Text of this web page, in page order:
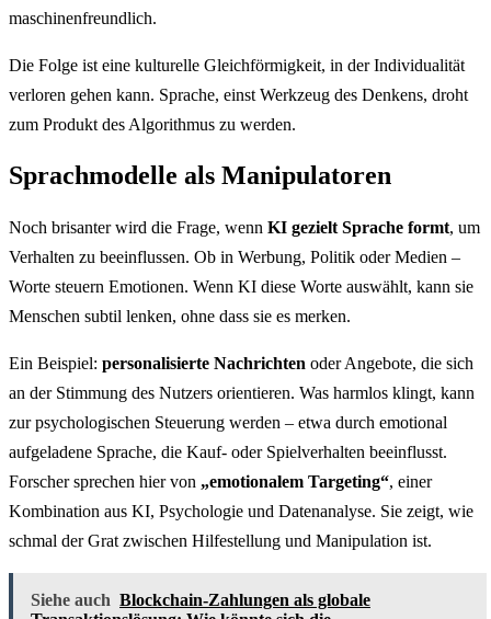
maschinenfreundlich.
Die Folge ist eine kulturelle Gleichförmigkeit, in der Individualität
verloren gehen kann. Sprache, einst Werkzeug des Denkens, droht
zum Produkt des Algorithmus zu werden.
Sprachmodelle als Manipulatoren
Noch brisanter wird die Frage, wenn KI gezielt Sprache formt, um
Verhalten zu beeinflussen. Ob in Werbung, Politik oder Medien –
Worte steuern Emotionen. Wenn KI diese Worte auswählt, kann sie
Menschen subtil lenken, ohne dass sie es merken.
Ein Beispiel: personalisierte Nachrichten oder Angebote, die sich
an der Stimmung des Nutzers orientieren. Was harmlos klingt, kann
zur psychologischen Steuerung werden – etwa durch emotional
aufgeladene Sprache, die Kauf- oder Spielverhalten beeinflusst.
Forscher sprechen hier von „emotionalem Targeting“, einer
Kombination aus KI, Psychologie und Datenanalyse. Sie zeigt, wie
schmal der Grat zwischen Hilfestellung und Manipulation ist.
Siehe auch Blockchain-Zahlungen als globale